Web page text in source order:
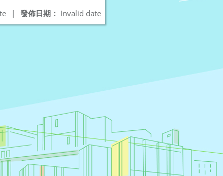
發佈日期： Invalid date
|